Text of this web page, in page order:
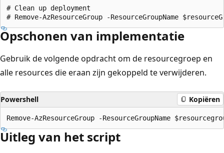
# Clean up deployment
Opschonen van implementatie
Gebruik de volgende opdracht om de resourcegroep en
alle resources die eraan zijn gekoppeld te verwijderen.
Powershell Kopiëren
Uitleg van het script